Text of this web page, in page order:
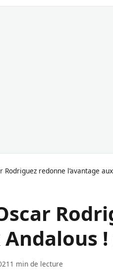
Rodriguez redonne l’avantage
Andalous
1 min de lecture